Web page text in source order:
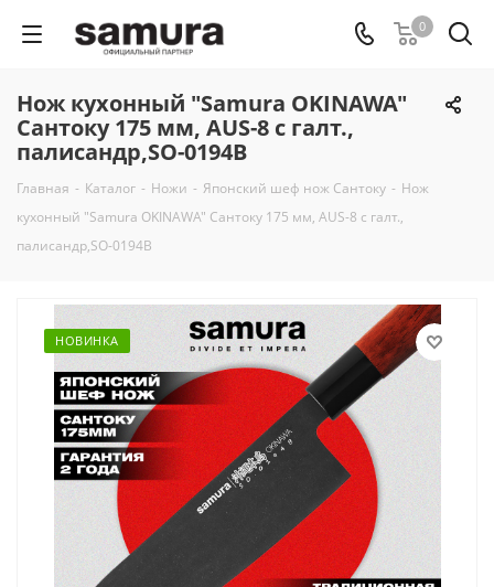
0
Нож кухонный "Samura OKINAWA"
Сантоку 175 мм, AUS-8 с галт.,
палисандр,SO-0194B
Главная - Каталог - Ножи - Японский шеф нож Сантоку - Нож
кухонный "Samura OKINAWA" Сантоку 175 мм, AUS-8 с галт.,
палисандр,SO-0194B
НОВИНКА